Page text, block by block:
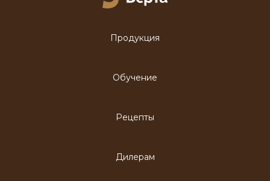
Продукция
Обучение
Рецепты
Дилерам